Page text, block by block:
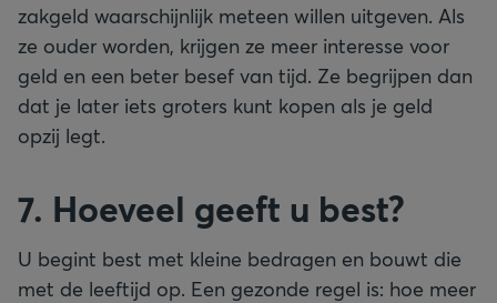
zakgeld waarschijnlijk meteen willen uitgeven. Als
ze ouder worden, krijgen ze meer interesse voor
geld en een beter besef van tijd. Ze begrijpen dan
dat je later iets groters kunt kopen als je geld
opzij legt.
7. Hoeveel geeft u best?
U begint best met kleine bedragen en bouwt die
met de leeftijd op. Een gezonde regel is: hoe meer